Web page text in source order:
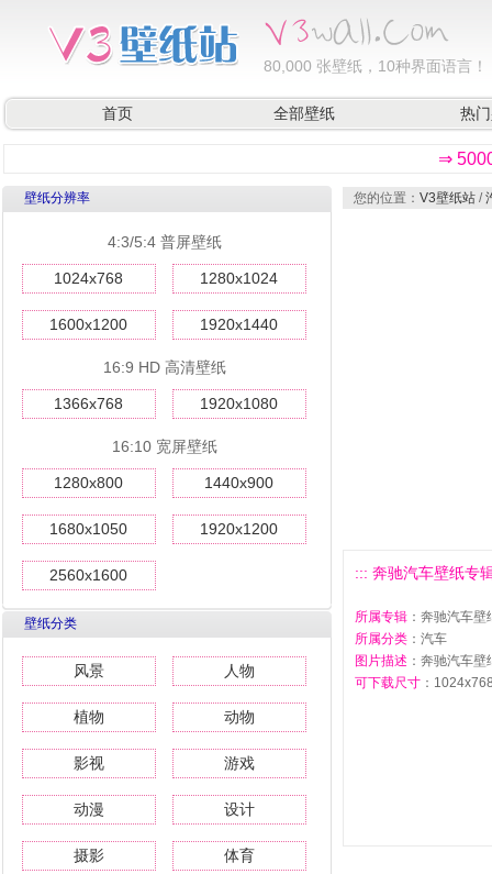
80,000 张壁纸，10种界面语言！
首页 全部壁纸 热
⇒
壁纸分辨率
4:3/5:4 普屏壁纸
1024x768 1280x1024
1600x1200 1920x1440
16:9 HD 高清壁纸
1366x768 1920x1080
16:10 宽屏壁纸
1280x800 1440x900
1680x1050 1920x1200
2560x1600
壁纸分类
风景 人物
植物 动物
影视 游戏
动漫 设计
摄影 体育
您的位置： V3壁纸站 /
::: 奔驰汽车壁纸专
所属专辑 ：奔驰汽车壁
所属分类 ：汽车
图片描述 ：奔驰汽车壁
可下载尺寸 ：